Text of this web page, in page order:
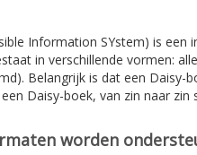
Information SYstem) is
in verschillende vormen:
Belangrijk is dat een Daisy-
Daisy-boek, van zin naar
worden